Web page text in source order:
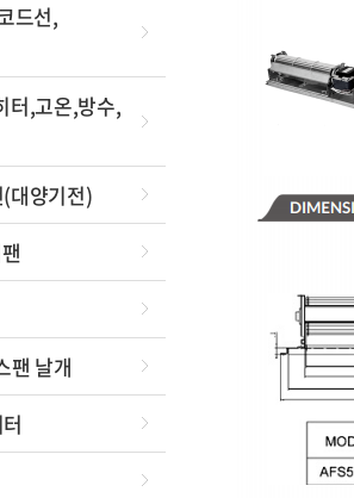
드선,
터,고온,방수,
대양기전)
팬 날개